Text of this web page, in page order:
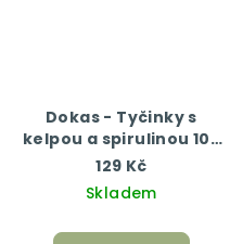
Dokas - Tyčinky s
kelpou a spirulinou 105
g
129 Kč
Skladem